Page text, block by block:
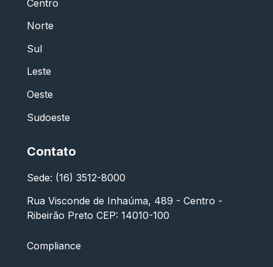
Centro
Norte
Sul
Leste
Oeste
Sudoeste
Contato
Sede: (16) 3512-8000
Rua Visconde de Inhaúma, 489 - Centro -
Ribeirão Preto CEP: 14010-100
Compliance